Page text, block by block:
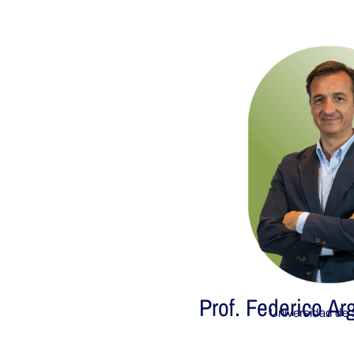
Prof. Federico
Universidad de